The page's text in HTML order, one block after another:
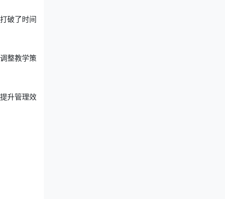
破了时间
整教学策
升管理效